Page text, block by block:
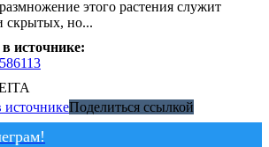
этого растения служит
скрытых, но...
источнике:
источникеПоделиться ссылкой